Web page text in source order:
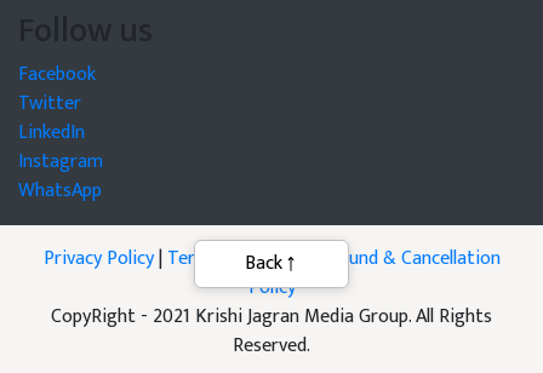
Follow us
Facebook
Twitter
LinkedIn
Instagram
WhatsApp
Privacy Policy|Terms of Service
Refund & Cancellation
Policy
CopyRight - 2021 Krishi Jagran Media Group. All Rights
Reserved.